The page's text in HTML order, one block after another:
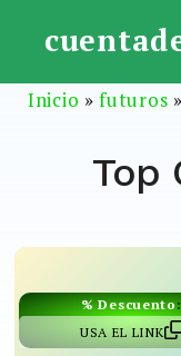
contenido
Inicio »futuros »
Top
% Descuento:
USA EL LINK